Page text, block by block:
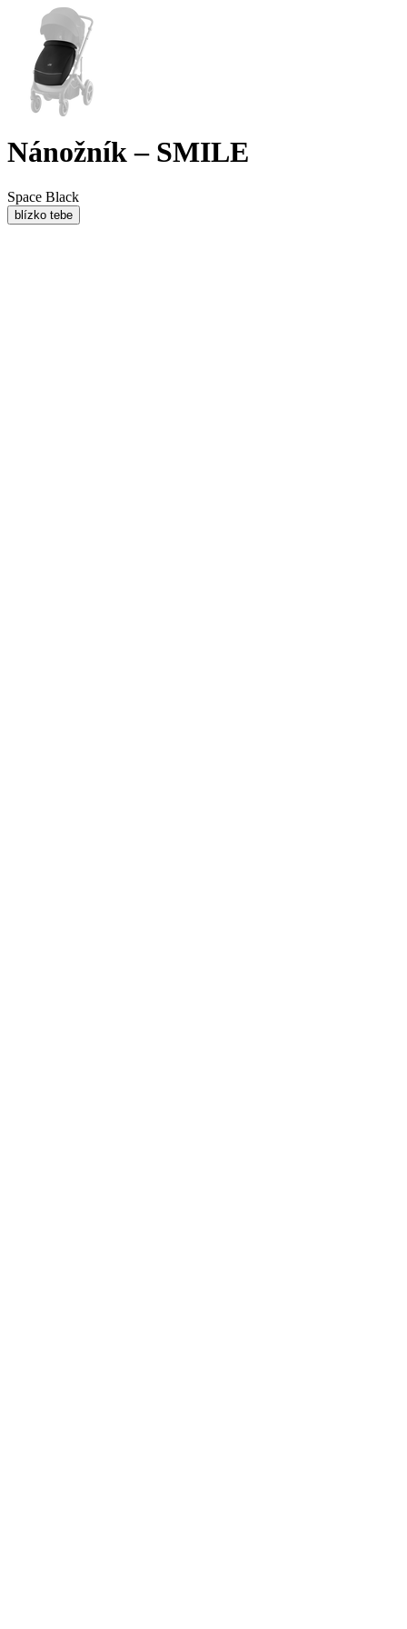
Nánožník – SMILE
Space Black
blízko tebe